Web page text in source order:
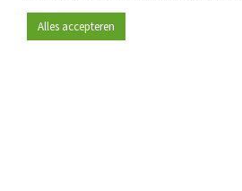
Alles accepteren